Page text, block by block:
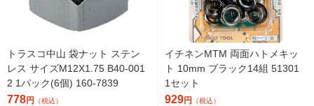
トラスコ中山 袋ナット ステン
レス サイズM12X1.75 B40-001
2 1パック(6個) 160-7839
778円 （税込）
イチネンMTM 両面ハトメキッ
ト 10mm ブラック14組 51301
1セット
929円 （税込）